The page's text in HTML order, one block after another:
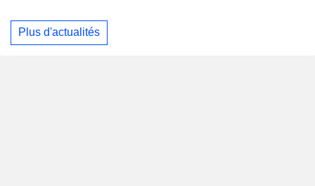
Plus d'actualités